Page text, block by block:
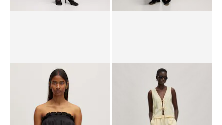
Chemisier 'Freya'
67.90 CHF 58.90 CHF
Chemisier 'Philippe'
59.90 CHF35.90 CHF